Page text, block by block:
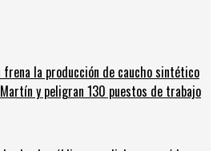
frena la producción de caucho sintético
y peligran 130 puestos de trabajo